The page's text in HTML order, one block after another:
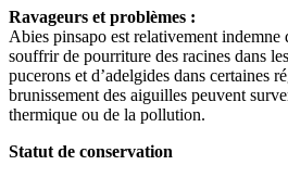
Ravageurs et problèmes :
Abies pinsapo est relativement indemne
souffrir de pourriture des racines dans
pucerons et d’adelgides dans certaines
brunissement des aiguilles peuvent
thermique ou de la pollution.
Statut de conservation